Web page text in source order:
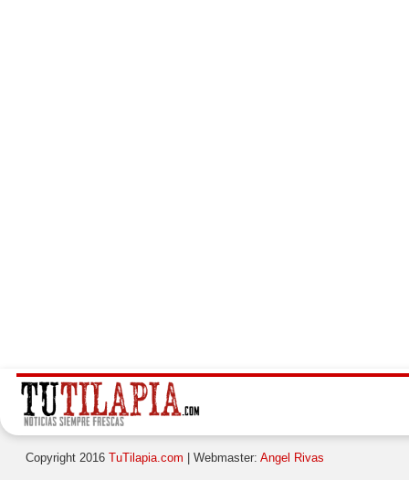
Copyright 2016 TuTilapia.com | Webmaster: Angel Rivas